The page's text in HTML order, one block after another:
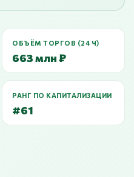
ОБЪЁМ ТОРГОВ (24 Ч)
663 млн ₽
РАНГ ПО КАПИТАЛИЗАЦИИ
#61